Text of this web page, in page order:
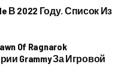
В 2022 Году. Список Из
Of Ragnarok
Grammy За Игровой